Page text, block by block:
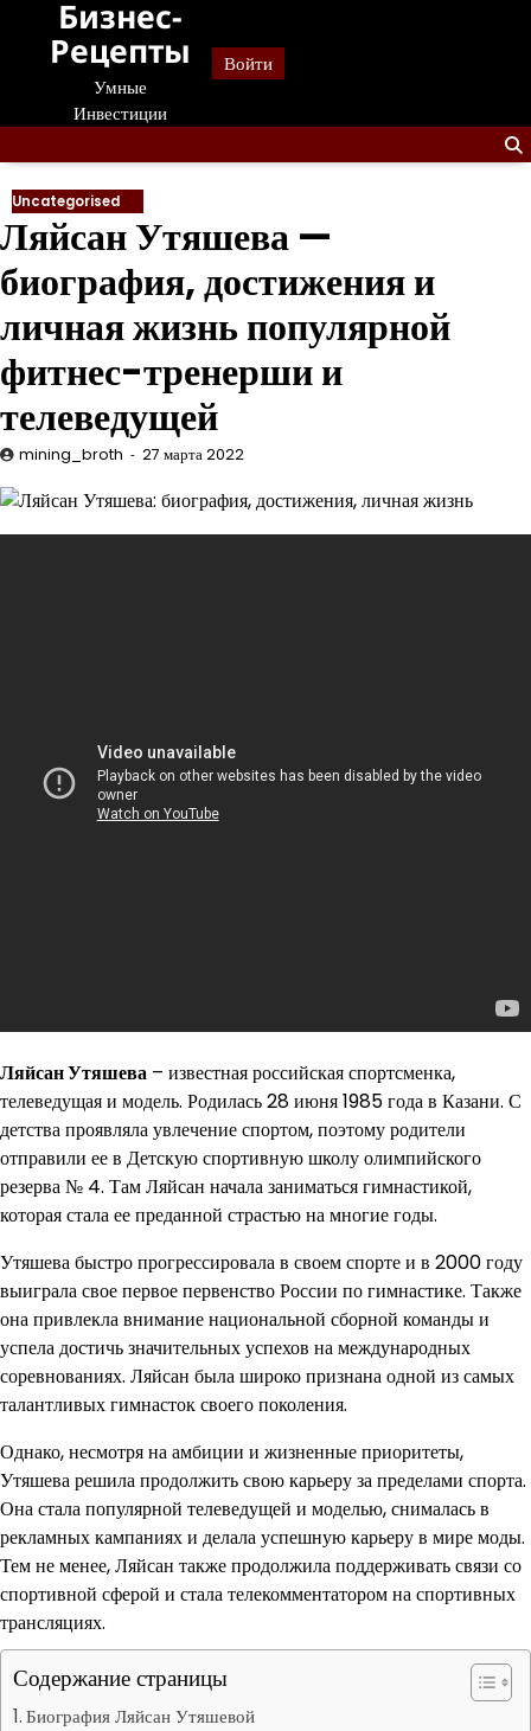
Перейти
содержанию
Бизнес-
Рецепты
Умные
Инвестиции
Войти
Uncategorised
Ляйсан Утяшева —
биография, достижения и
личная жизнь популярной
фитнес-тренерши и
телеведущей
mining_broth 27 марта 2022
Ляйсан Утяшева – известная российская спортсменка,
телеведущая и модель. Родилась 28 июня 1985 года в Казани. С
детства проявляла увлечение спортом, поэтому родители
отправили ее в Детскую спортивную школу олимпийского
резерва № 4. Там Ляйсан начала заниматься гимнастикой,
которая стала ее преданной страстью на многие годы.
Утяшева быстро прогрессировала в своем спорте и в 2000 году
выиграла свое первое первенство России по гимнастике. Также
она привлекла внимание национальной сборной команды и
успела достичь значительных успехов на международных
соревнованиях. Ляйсан была широко признана одной из самых
талантливых гимнасток своего поколения.
Однако, несмотря на амбиции и жизненные приоритеты,
Утяшева решила продолжить свою карьеру за пределами спорта.
Она стала популярной телеведущей и моделью, снималась в
рекламных кампаниях и делала успешную карьеру в мире моды.
Тем не менее, Ляйсан также продолжила поддерживать связи со
спортивной сферой и стала телекомментатором на спортивных
трансляциях.
Содержание страницы
Биография Ляйсан Утяшевой